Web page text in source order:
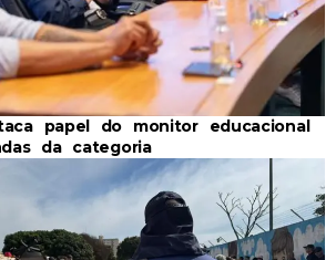
papel do monitor educacional
da categoria